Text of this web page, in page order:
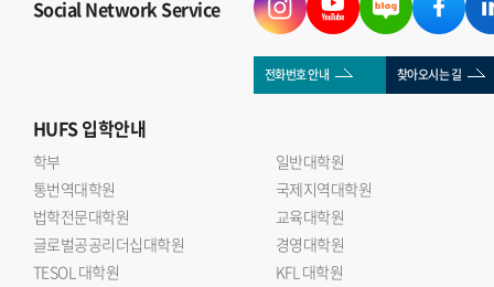
Social Network Service
전화번호 안내 찾아오시는 길
HUFS입학안내
학부
일반대학원
통번역대학원
국제지역대학원
법학전문대학원
교육대학원
글로벌공공리더십대학원
경영대학원
TESOL 대학원
KFL 대학원